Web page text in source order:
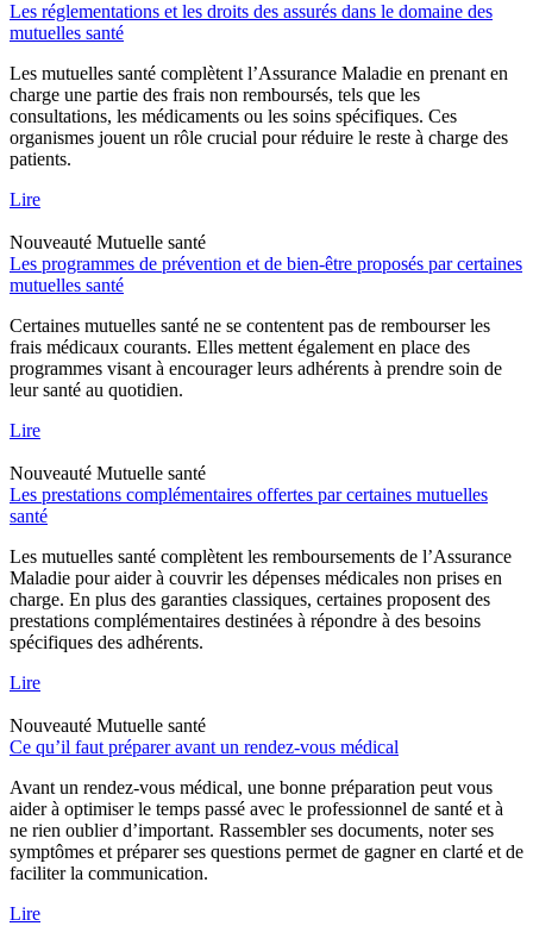
Les réglementations et les droits des assurés dans le domaine des
mutuelles santé
Les mutuelles santé complètent l’Assurance Maladie en prenant en
charge une partie des frais non remboursés, tels que les
consultations, les médicaments ou les soins spécifiques. Ces
organismes jouent un rôle crucial pour réduire le reste à charge des
patients.
Lire
Nouveauté Mutuelle santé
Les programmes de prévention et de bien-être proposés par certaines
mutuelles santé
Certaines mutuelles santé ne se contentent pas de rembourser les
frais médicaux courants. Elles mettent également en place des
programmes visant à encourager leurs adhérents à prendre soin de
leur santé au quotidien.
Lire
Nouveauté Mutuelle santé
Les prestations complémentaires offertes par certaines mutuelles
santé
Les mutuelles santé complètent les remboursements de l’Assurance
Maladie pour aider à couvrir les dépenses médicales non prises en
charge. En plus des garanties classiques, certaines proposent des
prestations complémentaires destinées à répondre à des besoins
spécifiques des adhérents.
Lire
Nouveauté Mutuelle santé
Ce qu’il faut préparer avant un rendez-vous médical
Avant un rendez-vous médical, une bonne préparation peut vous
aider à optimiser le temps passé avec le professionnel de santé et à
ne rien oublier d’important. Rassembler ses documents, noter ses
symptômes et préparer ses questions permet de gagner en clarté et de
faciliter la communication.
Lire